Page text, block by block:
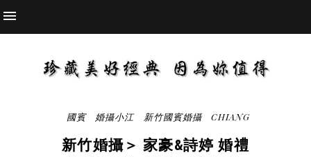
國賓 婚攝小江 新竹國賓婚攝 CHIANG
新竹婚攝＞ 家豪&詩婷 婚禮